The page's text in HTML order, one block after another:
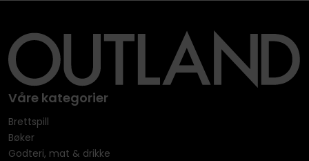
Våre kategorier
Brettspill
Bøker
Godteri, mat & drikke